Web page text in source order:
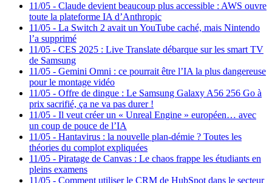
11/05 - Claude devient beaucoup plus accessible : AWS ouvre
toute la plateforme IA d’Anthropic
11/05 - La Switch 2 avait un YouTube caché, mais Nintendo
l’a supprimé
11/05 - CES 2025 : Live Translate débarque sur les smart TV
de Samsung
11/05 - Gemini Omni : ce pourrait être l’IA la plus dangereuse
pour le montage vidéo
11/05 - Offre de dingue : Le Samsung Galaxy A56 256 Go à
prix sacrifié, ça ne va pas durer !
11/05 - Il veut créer un « Unreal Engine » européen… avec
un coup de pouce de l’IA
11/05 - Hantavirus : la nouvelle plan-démie ? Toutes les
théories du complot expliquées
11/05 - Piratage de Canvas : Le chaos frappe les étudiants en
pleins examens
11/05 - Comment utiliser le CRM de HubSpot dans le secteur